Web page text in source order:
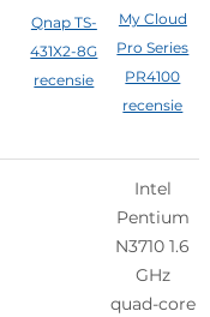
Qnap TS-
431X2-8G
recensie
My Cloud
Pro Series
PR4100
recensie
Intel
Pentium
N3710 1.6
GHz
quad-core